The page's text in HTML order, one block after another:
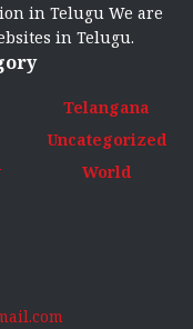
in Telugu We are
in Telugu.
Telangana
Uncategorized
World